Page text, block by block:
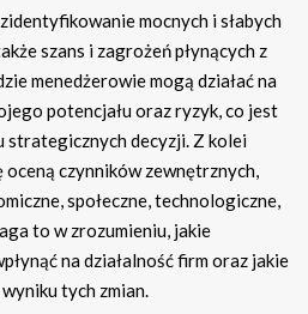
mocnych i słabych
szans i zagrożeń płynących z
menedżerowie mogą działać na
potencjału oraz ryzyk, co jest
strategicznych decyzji. Z kolei
oceną czynników zewnętrznych,
społeczne, technologiczne,
to w zrozumieniu, jakie
na działalność firm oraz jakie
tych zmian.